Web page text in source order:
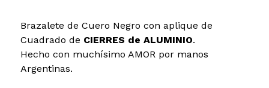
Brazalete de Cuero Negro con aplique de
Cuadrado de CIERRES de ALUMINIO.
Hecho con muchísimo AMOR por manos
Argentinas.